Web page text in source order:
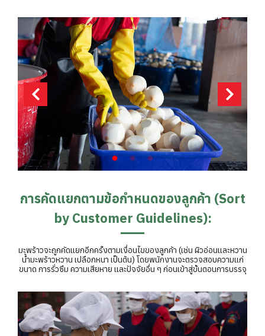
การคัดแยกตามข้อกำหนดของลูกค้า (Sort
by Customer Guidelines):
มะพร้าวจะถูกคัดแยกอีกครั้งตามเงื่อนไขของลูกค้า (เช่น ผิวอ่อนและหวาน
น้ำมะพร้าวหวาน เปลือกหนา เป็นต้น) โดยพนักงานจะตรวจสอบความแก่
ขนาด การรั่วซึม ความเสียหาย และปัจจัยอื่น ๆ ก่อนเข้าสู่ขั้นตอนการบรรจุ